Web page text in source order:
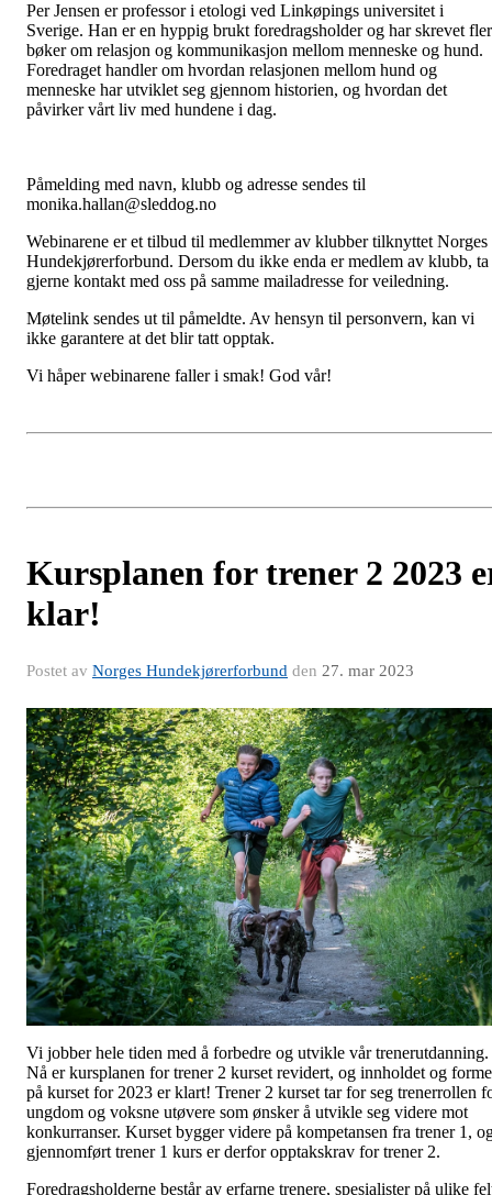
Per Jensen er professor i etologi ved Linkøpings universitet i
Sverige. Han er en hyppig brukt foredragsholder og har skrevet
bøker om relasjon og kommunikasjon mellom menneske og hund.
Foredraget handler om hvordan relasjonen mellom hund og
menneske har utviklet seg gjennom historien, og hvordan det
påvirker vårt liv med hundene i dag.
Påmelding med navn, klubb og adresse sendes til
monika.hallan@sleddog.no
Webinarene er et tilbud til medlemmer av klubber tilknyttet Norges
Hundekjørerforbund. Dersom du ikke enda er medlem av klubb, ta
gjerne kontakt med oss på samme mailadresse for veiledning.
Møtelink sendes ut til påmeldte. Av hensyn til personvern, kan vi
ikke garantere at det blir tatt opptak.
Vi håper webinarene faller i smak! God vår!
Kursplanen for trener 2 2023
klar!
Postet av Norges Hundekjørerforbund den 27. mar 2023
Vi jobber hele tiden med å forbedre og utvikle vår trenerutdanning.
Nå er kursplanen for trener 2 kurset revidert, og innholdet og
på kurset for 2023 er klart! Trener 2 kurset tar for seg trenerrollen
ungdom og voksne utøvere som ønsker å utvikle seg videre mot
konkurranser. Kurset bygger videre på kompetansen fra trener 1,
gjennomført trener 1 kurs er derfor opptakskrav for trener 2.
Foredragsholderne består av erfarne trenere, spesialister på ulike